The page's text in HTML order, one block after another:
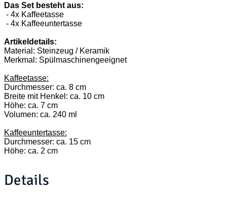
Das Set besteht aus:
- 4x Kaffeetasse
- 4x Kaffeeuntertasse
Artikeldetails:
Material: Steinzeug / Keramik
Merkmal: Spülmaschinengeeignet
Kaffeetasse:
Durchmesser: ca. 8 cm
Breite mit Henkel: ca. 10 cm
Höhe: ca. 7 cm
Volumen: ca. 240 ml
Kaffeeuntertasse:
Durchmesser: ca. 15 cm
Höhe: ca. 2 cm
Details